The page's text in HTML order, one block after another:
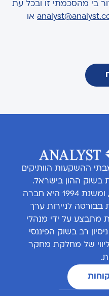
בי מהסכמתי זו ובכל עת
או
ההשקעות הוותיקים
בשוק ההון בישראל.
'אנליסט' נוסדה בשנת 1985, ומשנת 1994 היא חברה
בבורסה לניירות ערך
מתבצע על ידי מנהלי
רב בשוק הפיננסי
של מחלקת מחקר